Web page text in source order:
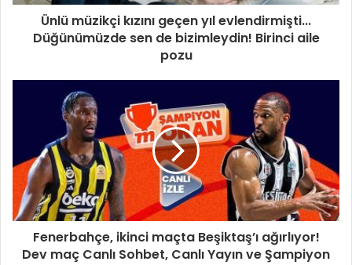
Ünlü müzikçi kızını geçen yıl evlendirmişti...
Düğünümüzde sen de bizimleydin! Birinci aile
pozu
Fenerbahçe, ikinci maçta Beşiktaş’ı ağırlıyor!
Dev maç Canlı Sohbet, Canlı Yayın ve Şampiyon